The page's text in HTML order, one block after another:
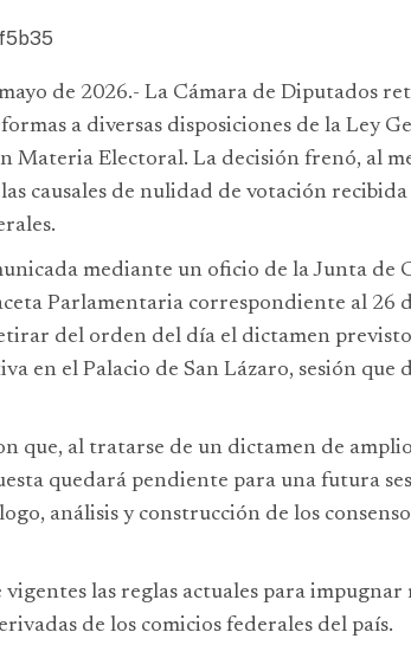
de 2026.- La Cámara de Diputados
a diversas disposiciones de la Ley
Materia Electoral. La decisión frenó, al
causales de nulidad de votación recibida
mediante un oficio de la Junta de
Parlamentaria correspondiente al 26
del orden del día el dictamen
en el Palacio de San Lázaro, sesión que
que, al tratarse de un dictamen de
quedará pendiente para una futura
análisis y construcción de los
las reglas actuales para impugnar
de los comicios federales del país.